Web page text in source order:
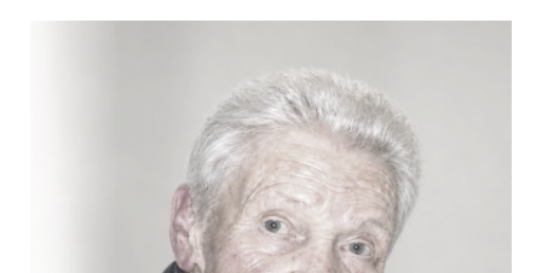
Goossens Maria Cecile